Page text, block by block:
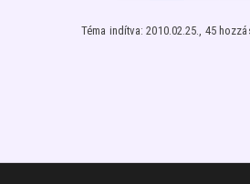
Téma indítva: 2010.02.25., 45